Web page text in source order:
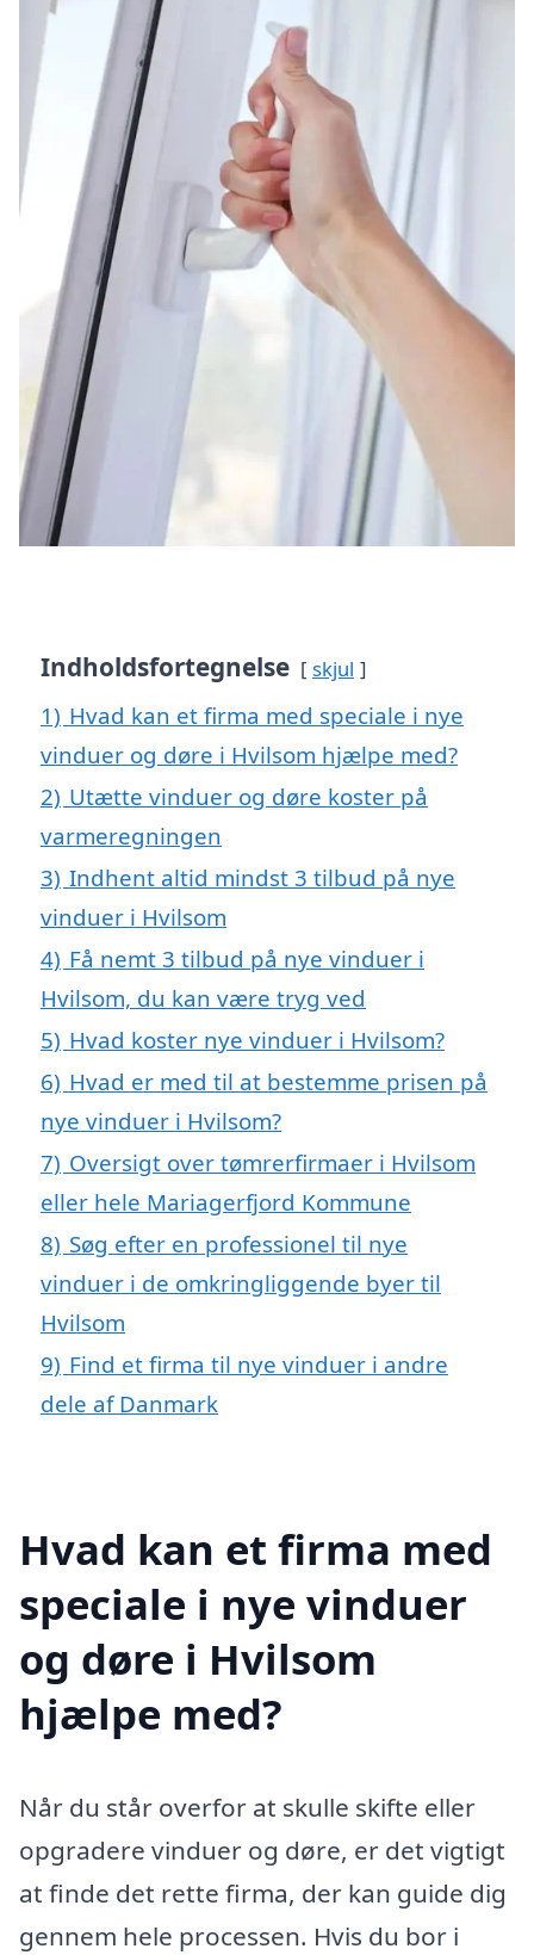
Indholdsfortegnelse skjul
1) Hvad kan et firma med speciale i nye
vinduer og døre i Hvilsom hjælpe med?
2) Utætte vinduer og døre koster på
varmeregningen
3) Indhent altid mindst 3 tilbud på nye
vinduer i Hvilsom
4) Få nemt 3 tilbud på nye vinduer i
Hvilsom, du kan være tryg ved
5) Hvad koster nye vinduer i Hvilsom?
6) Hvad er med til at bestemme prisen på
nye vinduer i Hvilsom?
7) Oversigt over tømrerfirmaer i Hvilsom
eller hele Mariagerfjord Kommune
8) Søg efter en professionel til nye
vinduer i de omkringliggende byer til
Hvilsom
9) Find et firma til nye vinduer i andre
dele af Danmark
Hvad kan et firma med
speciale i nye vinduer
og døre i Hvilsom
hjælpe med?
Når du står overfor at skulle skifte eller
opgradere vinduer og døre, er det vigtigt
at finde det rette firma, der kan guide dig
gennem hele processen. Hvis du bor i